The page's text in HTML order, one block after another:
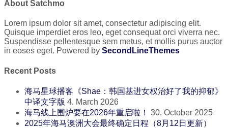
About Satchmo
Lorem ipsum dolor sit amet, consectetur adipiscing elit.
Quisque imperdiet eros leo, eget consequat orci viverra nec.
Suspendisse pellentesque sem metus, et mollis purus auctor
in eoses eget. Powered by SecondLineThemes
Recent Posts
海马星球播客《Shae：韩国基进女权治好了我的抑郁》
中译文字版 4. March 2026
海马线上围炉要在2026年重启啦！
30. October 2025
2025年海马澳洲大会最终确定日程（8月12日更新）